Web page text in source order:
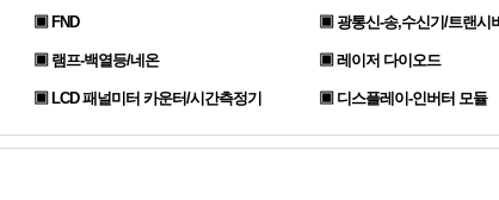
▣ FND ▣ 광통신-송,수신기/트랜시
▣ 램프-백열등/네온 ▣ 레이저 다이오드
▣ LCD 패널미터 카운터/시간측정기 ▣ 디스플레이-인버터 모듈